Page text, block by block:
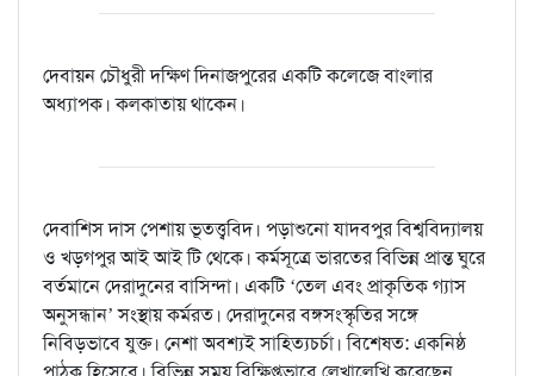
দেবায়ন চৌধুরী দক্ষিণ দিনাজপুরের একটি কলেজে বাংলার
অধ্যাপক। কলকাতায় থাকেন।
দেবাশিস দাস পেশায় ভূতত্ত্ববিদ। পড়াশুনো যাদবপুর বিশ্ববিদ্যালয়
ও খড়গপুর আই আই টি থেকে। কর্মসূত্রে ভারতের বিভিন্ন প্রান্ত ঘুরে
বর্তমানে দেরাদুনের বাসিন্দা। একটি ‘তেল এবং প্রাকৃতিক গ্যাস
অনুসন্ধান’ সংস্থায় কর্মরত। দেরাদুনের বঙ্গসংস্কৃতির সঙ্গে
নিবিড়ভাবে যুক্ত। নেশা অবশ্যই সাহিত্যচর্চা। বিশেষত: একনিষ্ঠ